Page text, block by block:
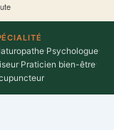
·Psychologue·
·Praticien bien-être·